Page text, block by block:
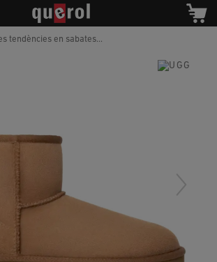
tendències en sabates...